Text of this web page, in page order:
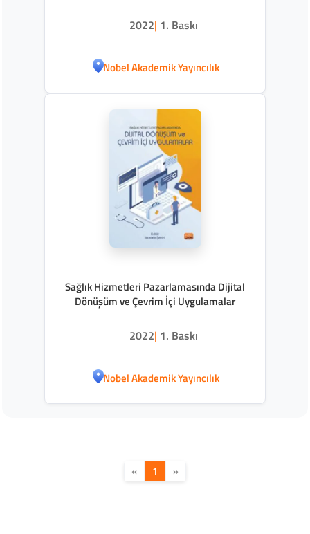
2022| 1. Baskı
Nobel Akademik Yayıncılık
Sağlık Hizmetleri Pazarlamasında Dijital
Dönüşüm ve Çevrim İçi Uygulamalar
2022| 1. Baskı
Nobel Akademik Yayıncılık
« 1 »